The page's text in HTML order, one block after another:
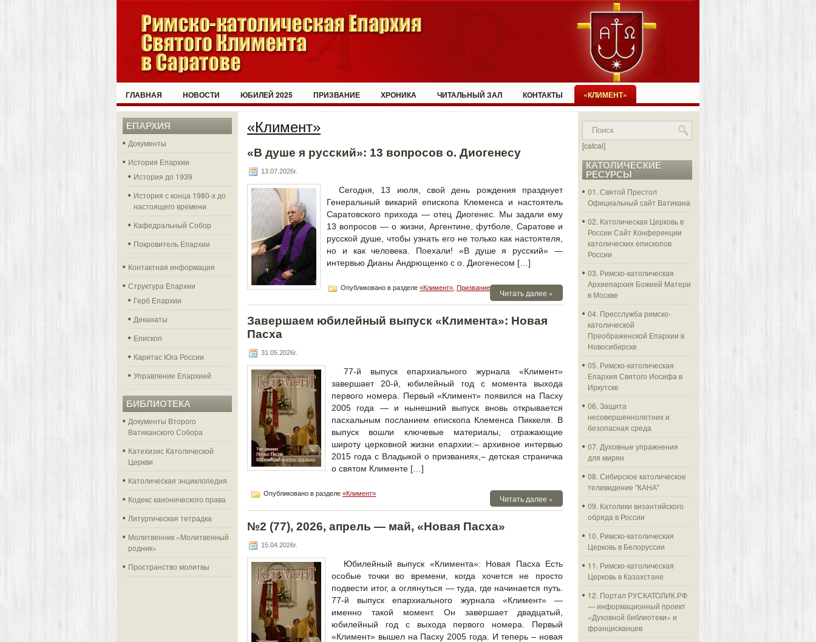
ГЛАВНАЯ НОВОСТИ ЮБИЛЕЙ 2025 ПРИЗВАНИЕ ХРОНИКА ЧИТАЛЬНЫЙ ЗАЛ КОНТАКТЫ «КЛИМЕНТ»
ЕПАРХИЯ
Документы
История Епархии
История до 1939
История с конца 1980-х до
настоящего времени
Кафедральный Собор
Покровитель Епархии
Контактная информация
Структура Епархии
Герб Епархии
Деканаты
Епископ
Каритас Юга России
Управление Епархией
БИБЛИОТЕКА
Документы Второго
Ватиканского Собора
Катехизис Католической
Церкви
Католическая энциклопедия
Кодекс канонического права
Литургическая тетрадка
Молитвенник «Молитвенный
родник»
Пространство молитвы
«Климент»
«В душе я русский»: 13 вопросов о. Диогенесу
13.07.2026г.
Сегодня, 13 июля, свой день рождения празднует
Генеральный викарий епископа Клеменса и настоятель
Саратовского прихода — отец Диогенес. Мы задали ему
13 вопросов — о жизни, Аргентине, футболе, Саратове и
русской душе, чтобы узнать его не только как настоятеля,
но и как человека. Поехали! «В душе я русский» —
интервью Дианы Андрющенко с о. Диогенесом […]
Опубликовано в разделе «Климент» Призвание,
Читать далее »
Завершаем юбилейный выпуск «Климента»: Новая
Пасха
31.05.2026г.
77-й выпуск епархиального журнала «Климент»
завершает 20-й, юбилейный год с момента выхода
первого номера. Первый «Климент» появился на Пасху
2005 года — и нынешний выпуск вновь открывается
пасхальным посланием епископа Клеменса Пиккеля. В
выпуск вошли ключевые материалы, отражающие
широту церковной жизни епархии:– архивное интервью
2015 года с Владыкой о призваниях,– детская страничка
о святом Клименте […]
Опубликовано в разделе «Климент»
Читать далее »
№2 (77), 2026, апрель — май, «Новая Пасха»
15.04.2026г.
Юбилейный выпуск «Климента»: Новая Пасха Есть
особые точки во времени, когда хочется не просто
подвести итог, а оглянуться — туда, где начинается путь.
77-й выпуск епархиального журнала «Климент» —
именно такой момент. Он завершает двадцатый,
юбилейный год с выхода первого номера. Первый
«Климент» вышел на Пасху 2005 года. И теперь – новая
[catcal]
КАТОЛИЧЕСКИЕ
РЕСУРСЫ
01. Святой Престол
Официальный сайт Ватикана
02. Католическая Церковь в
России Сайт Конференции
католических епископов
России
03. Римско-католическая
Архиепархия Божией Матери
в Москве
04. Пресслужба римско-
католической
Преображенской Епархии в
Новосибирске
05. Римско-католическая
Епархия Святого Иосифа в
Иркутске
06. Защита
несовершеннолетних и
безопасная среда
07. Духовные упражнения
для мирян
08. Сибирское католическое
телевидение "КАНА"
09. Католики византийского
обряда в России
10. Римско-католическая
Церковь в Белоруссии
11. Римско-католическая
Церковь в Казахстане
12. Портал РУСКАТОЛИК.РФ
— информационный проект
«Духовной библиотеки» и
францисканцев